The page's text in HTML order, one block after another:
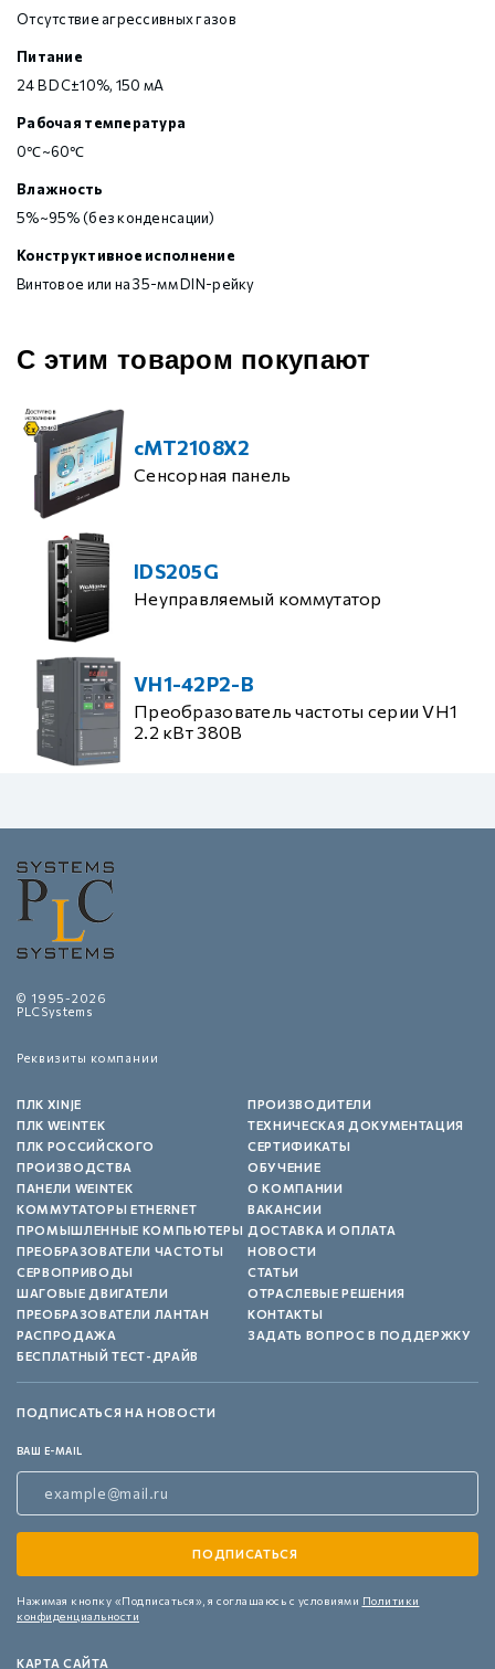
Отсутствие агрессивных газов
Питание
24 В DC±10%, 150 мА
Рабочая температура
0℃~60℃
Влажность
5%~95% (без конденсации)
Конструктивное исполнение
Винтовое или на 35-мм DIN-рейку
С этим товаром покупают
cMT2108X2
Сенсорная панель
IDS205G
Неуправляемый коммутатор
VH1-42P2-B
Преобразователь частоты серии VH1
2.2 кВт 380В
© 1995-2026
PLCSystems
Реквизиты компании
ПЛК XINJE
ПЛК WEINTEK
ПЛК РОССИЙСКОГО
ПРОИЗВОДСТВА
ПАНЕЛИ WEINTEK
КОММУТАТОРЫ ETHERNET
ПРОМЫШЛЕННЫЕ КОМПЬЮТЕРЫ
ПРЕОБРАЗОВАТЕЛИ ЧАСТОТЫ
СЕРВОПРИВОДЫ
ШАГОВЫЕ ДВИГАТЕЛИ
ПРЕОБРАЗОВАТЕЛИ ЛАНТАН
РАСПРОДАЖА
БЕСПЛАТНЫЙ ТЕСТ-ДРАЙВ
ПРОИЗВОДИТЕЛИ
ТЕХНИЧЕСКАЯ ДОКУМЕНТАЦИЯ
СЕРТИФИКАТЫ
ОБУЧЕНИЕ
О КОМПАНИИ
ВАКАНСИИ
ДОСТАВКА И ОПЛАТА
НОВОСТИ
СТАТЬИ
ОТРАСЛЕВЫЕ РЕШЕНИЯ
КОНТАКТЫ
ЗАДАТЬ ВОПРОС В ПОДДЕРЖКУ
ПОДПИСАТЬСЯ НА НОВОСТИ
ВАШ E-MAIL
Нажимая кнопку «Подписаться», я соглашаюсь с условиями Политики
конфиденциальности
КАРТА САЙТА